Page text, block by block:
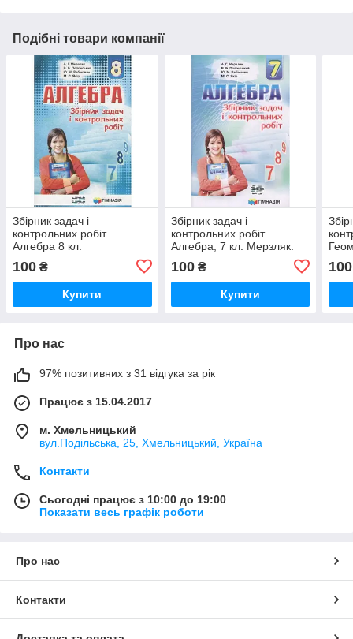
Подібні товари компанії
Збірник задач і
контрольних робіт
Алгебра 8 кл.
100 ₴
Купити
Збірник задач і
контрольних робіт
Алгебра, 7 кл. Мерзляк.
100₴
Купити
100
Про нас
97% позитивних з 31 відгука за рік
Працює з 15.04.2017
м. Хмельницький
вул.Подільська, 25, Хмельницький, Україна
Контакти
Сьогодні працює з 10:00 до 19:00
Показати весь графік роботи
Про нас
Контакти